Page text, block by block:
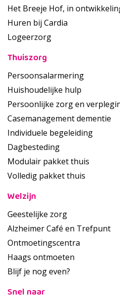
Het Breeje Hof, in
Huren bij Cardia
Logeerzorg
Thuiszorg
Persoonsalarmering
Huishoudelijke hulp
Persoonlijke zorg en
Casemanagement dementie
Individuele begeleiding
Dagbesteding
Modulair pakket thuis
Volledig pakket thuis
Welzijn
Geestelijke zorg
Alzheimer Café en Trefpunt
Ontmoetingscentra
Haags ontmoeten
Blijf je nog even?
Snel naar